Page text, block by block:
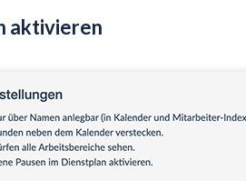
aktivieren